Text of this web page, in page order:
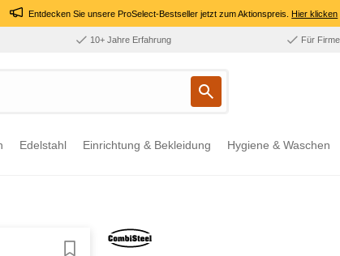
Entdecken Sie unsere ProSelect-Bestseller jetzt zum Aktionspreis.Hier klicken
10+ Jahre Erfahrung Für
Edelstahl Einrichtung & Bekleidung Hygiene & Waschen